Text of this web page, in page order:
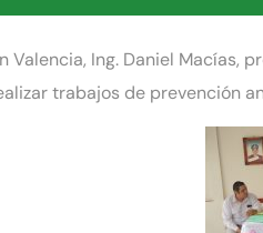
Valencia, Ing. Daniel Macías,
trabajos de prevención